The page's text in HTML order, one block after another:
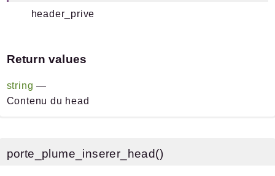
header_prive
Return values
string —
Contenu du head
porte_plume_inserer_head()